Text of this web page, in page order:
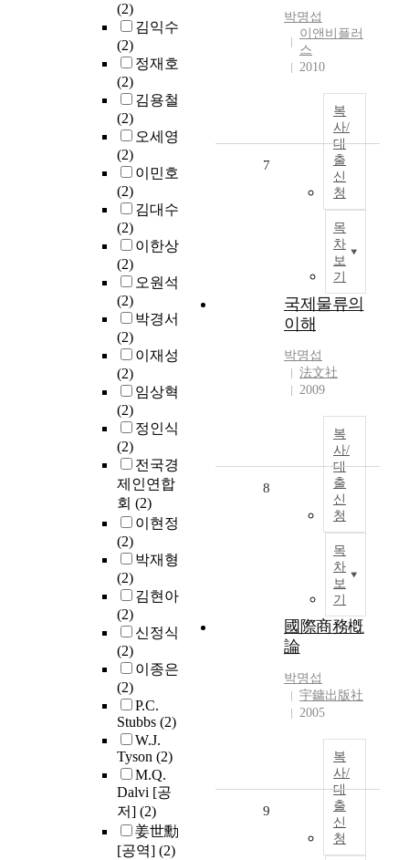
(2)
김익수
(2)
정재호
(2)
김용철
(2)
오세영
(2)
이민호
(2)
김대수
(2)
이한상
(2)
오원석
(2)
박경서
(2)
이재성
(2)
임상혁
(2)
정인식
(2)
전국경
제인연합
회 (2)
이현정
(2)
박재형
(2)
김현아
(2)
신정식
(2)
이종은
(2)
P.C.
Stubbs (2)
W.J.
Tyson (2)
M.Q.
Dalvi [공
저] (2)
姜世勳
[공역] (2)
박명섭
이앤비플러
스
2010
복
사/
대
출
신
청
목
차
보
기
7
국제물류의
이해
박명섭
法文社
2009
복
사/
대
출
신
청
목
차
보
기
8
國際商務槪
論
박명섭
宇鏞出版社
2005
복
사/
대
출
신
청
9